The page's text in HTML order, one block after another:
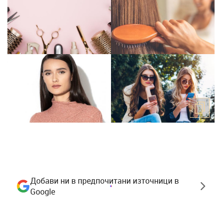
Добави ни в предпочитани източници в
Google